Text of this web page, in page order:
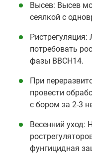
Высев: Высев
сеялкой с
потребовать
фазы ВВСН14.
При
провести
с бором за 2-3
Весенний уход:
фунгицидная